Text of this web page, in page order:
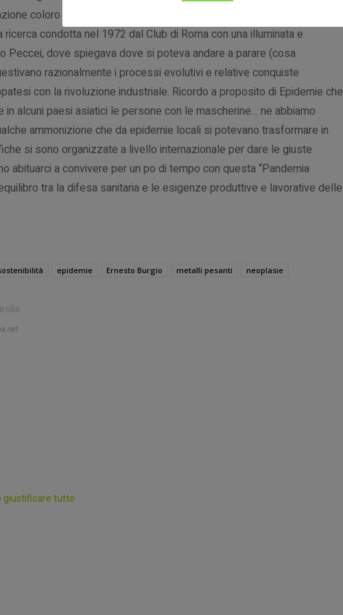
coloro che oltre 40 anni fa avevano fatto presente i “LIMITI
ricerca condotta nel 1972 dal Club di Roma con una illuminata e
Peccei, dove spiegava dove si poteva andare a parare (cosa
razionalmente i processi evolutivi e relative conquiste
con la rivoluzione industriale. Ricordo a proposito di Epidemie che
alcuni paesi asiatici le persone con le mascherine… ne abbiamo
ammonizione che da epidemie locali si potevano trasformare in
si sono organizzate a livello internazionale per dare le giuste
abituarci a convivere per un po di tempo con questa “Pandemia
tra la difesa sanitaria e le esigenze produttive e lavorative delle
epidemie Ernesto Burgio metalli pesanti
neoplasie
giustificare tutto